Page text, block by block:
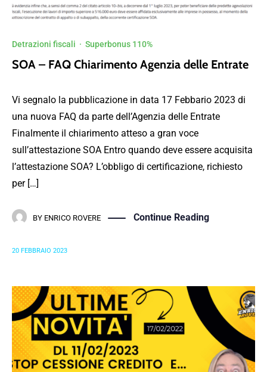
Detrazioni fiscali · Superbonus 110%
SOA – FAQ Chiarimento Agenzia delle Entrate
Vi segnalo la pubblicazione in data 17 Febbario 2023 di
una nuova FAQ da parte dell’Agenzia delle Entrate
Finalmente il chiarimento atteso a gran voce
sull’attestazione SOA Entro quando deve essere acquisita
l’attestazione SOA? L’obbligo di certificazione, richiesto
per […]
BY ENRICO ROVERE Continue Reading
20 FEBBRAIO 2023